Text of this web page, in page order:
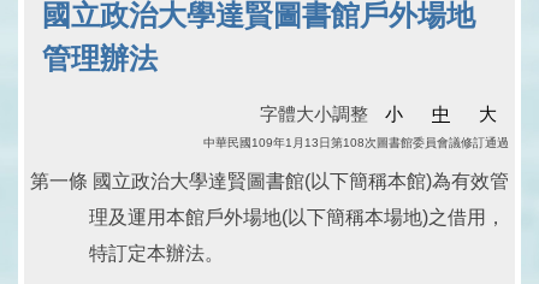
國立政治大學達賢圖書館戶外場地
管理辦法
字體大小調整 小 中 大
中華民國109年1月13日第108次圖書館委員會議修訂通過
第一條 國立政治大學達賢圖書館(以下簡稱本館)為有效管
理及運用本館戶外場地(以下簡稱本場地)之借用，
特訂定本辦法。